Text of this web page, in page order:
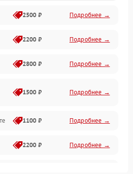
элементы
2500 ₽ Подробнее →
2200 ₽ Подробнее →
2800 ₽ Подробнее →
1500 ₽ Подробнее →
1100 ₽ Подробнее →
2200 ₽ Подробнее →